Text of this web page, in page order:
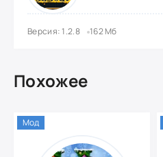
Версия: 1.2.8 162 Мб
Похожее
Мод